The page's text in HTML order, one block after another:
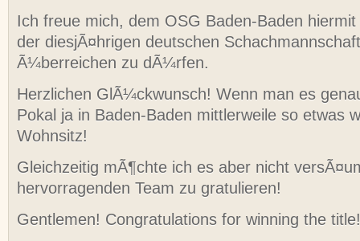
Ich freue mich, dem OSG Baden-Baden
der diesjÃ¤hrigen deutschen
Ã¼berreichen zu dÃ¼rfen.
Herzlichen GlÃ¼ckwunsch! Wenn man es
Pokal ja in Baden-Baden mittlerweile so etwas
Wohnsitz!
Gleichzeitig mÃ¶chte ich es aber nicht
hervorragenden Team zu gratulieren!
Gentlemen! Congratulations for winning the title!